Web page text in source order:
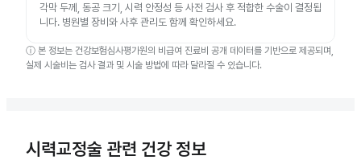
각막 두께, 동공 크기, 시력 안정성 등 사전 검사 후 적합한 수술이 결정됩
니다. 병원별 장비와 사후 관리도 함께 확인하세요.
ⓘ 본 정보는 건강보험심사평가원의 비급여 진료비 공개 데이터를 기반으로 제공되며,
실제 시술비는 검사 결과 및 시술 방법에 따라 달라질 수 있습니다.
시력교정술 관련 건강 정보